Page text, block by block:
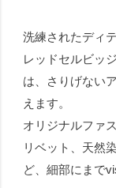
洗練されたディ
レッドセルビッ
は、さりげない
えます。
オリジナルファ
リベット、天然
ど、細部にまで